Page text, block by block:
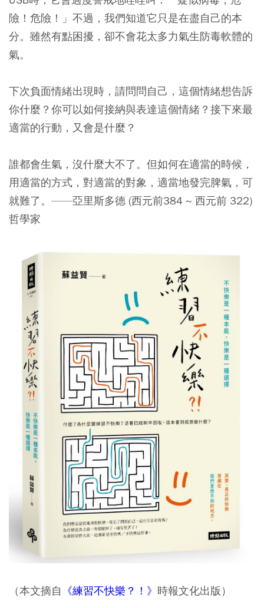
險！危險！」不過，我們知道它只是在盡自己的本
分。雖然有點困擾，卻不會花太多力氣生防毒軟體的
氣。
下次負面情緒出現時，請問問自己，這個情緒想告訴
你什麼？你可以如何接納與表達這個情緒？接下來最
適當的行動，又會是什麼？
誰都會生氣，沒什麼大不了。但如何在適當的時候，
用適當的方式，對適當的對象，適當地發完脾氣，可
就難了。——亞里斯多德 (西元前384 ~ 西元前 322)
哲學家
（本文摘自 《練習不快樂？！》 時報文化出版）